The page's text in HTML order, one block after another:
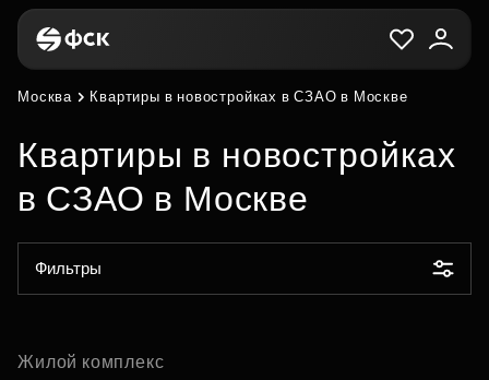
Москва Квартиры в новостройках в СЗАО в Москве
Квартиры в новостройках
в СЗАО в Москве
Фильтры
Жилой комплекс